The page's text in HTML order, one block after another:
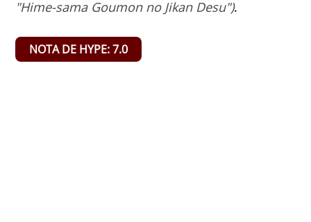
"Hime-sama Goumon no Jikan Desu").
NOTA DE HYPE: 7.0